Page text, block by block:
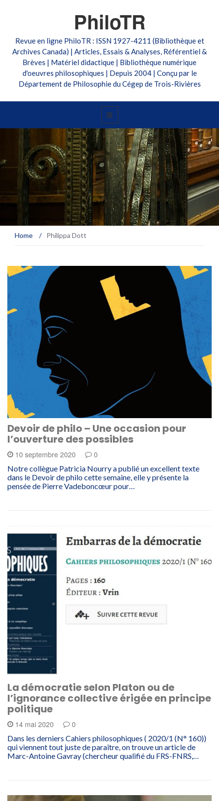
PhiloTR
Revue en ligne PhiloTR : ISSN 1927-4211 (Bibliothèque et
Archives Canada) | Articles, Essais & Analyses, Référentiel &
Brèves | Matériel didactique | Bibliothèque numérique
d'oeuvres philosophiques | Depuis 2004 | Conçu par le
Département de Philosophie du Cégep de Trois-Rivières
Home / Philippa Dott
Devoir de philo – Une occasion pour
l’ouverture des possibles
10 septembre 2020 0
Notre collègue Patricia Nourry a publié un excellent texte
dans le Devoir de philo cette semaine, elle y présente la
pensée de Pierre Vadeboncœur pour…
La démocratie selon Platon ou de
l’ignorance collective érigée en principe
politique
14 mai 2020 0
Dans les derniers Cahiers philosophiques ( 2020/1 (N° 160))
qui viennent tout juste de paraître, on trouve un article de
Marc-Antoine Gavray (chercheur qualifié du FRS-FNRS,…